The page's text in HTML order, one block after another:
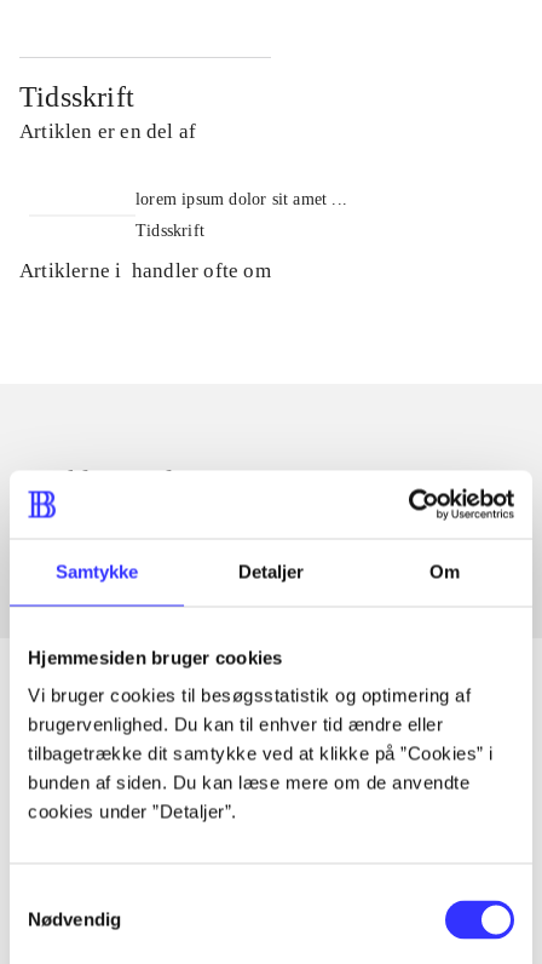
Samtykke Detaljer Om
Hjemmesiden bruger cookies
Vi bruger cookies til besøgsstatistik og optimering af
brugervenlighed. Du kan til enhver tid ændre eller
tilbagetrække dit samtykke ved at klikke på ”Cookies” i
bunden af siden. Du kan læse mere om de anvendte
cookies under ”Detaljer”.
Nødvendig
Tidsskrift
Artiklen er en del af
lorem ipsum dolor sit amet ...
Tidsskrift
Artiklerne i handler ofte om
Artikler med samme emner
Fra
Artikler
Alle registrerede artikler fordelt på udgivelser